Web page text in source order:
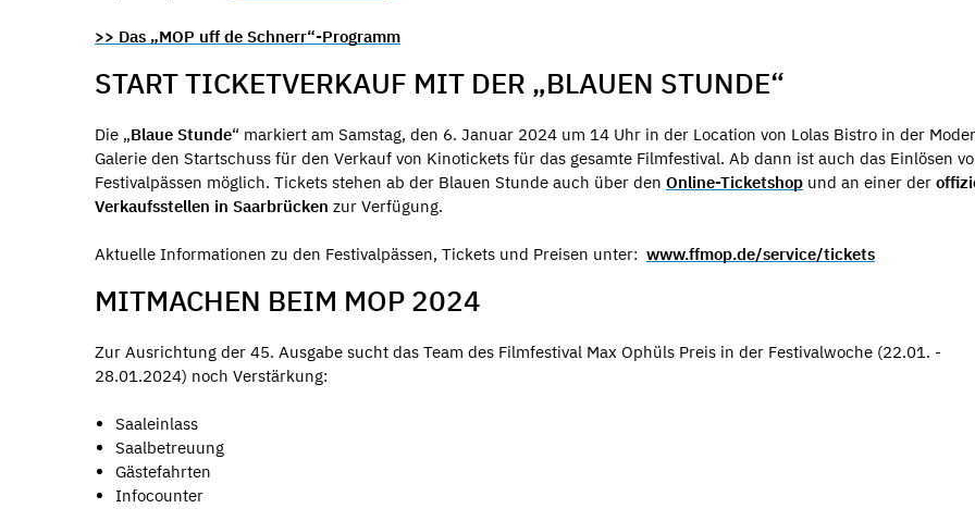
>> Das „MOP uff de Schnerr“-Programm
START TICKETVERKAUF MIT DER „BLAUEN STUNDE“
Die „Blaue Stunde“ markiert am Samstag, den 6. Januar 2024 um 14 Uhr in der Location von Lolas Bistro in der
Galerie den Startschuss für den Verkauf von Kinotickets für das gesamte Filmfestival. Ab dann ist auch das Einlösen
Festivalpässen möglich. Tickets stehen ab der Blauen Stunde auch über den Online-Ticketshop und an einer der
Verkaufsstellen in Saarbrücken zur Verfügung.
Aktuelle Informationen zu den Festivalpässen, Tickets und Preisen unter: www.ffmop.de/service/tickets
MITMACHEN BEIM MOP 2024
Zur Ausrichtung der 45. Ausgabe sucht das Team des Filmfestival Max Ophüls Preis in der Festivalwoche (22.01. -
28.01.2024) noch Verstärkung:
Saaleinlass
Saalbetreuung
Gästefahrten
Infocounter